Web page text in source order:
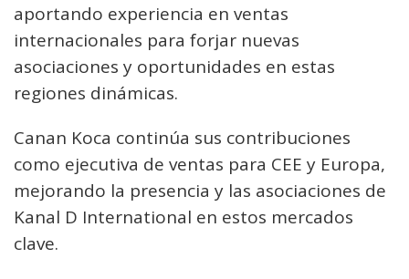
aportando experiencia en ventas
internacionales para forjar nuevas
asociaciones y oportunidades en estas
regiones dinámicas.
Canan Koca continúa sus contribuciones
como ejecutiva de ventas para CEE y Europa,
mejorando la presencia y las asociaciones de
Kanal D International en estos mercados
clave.